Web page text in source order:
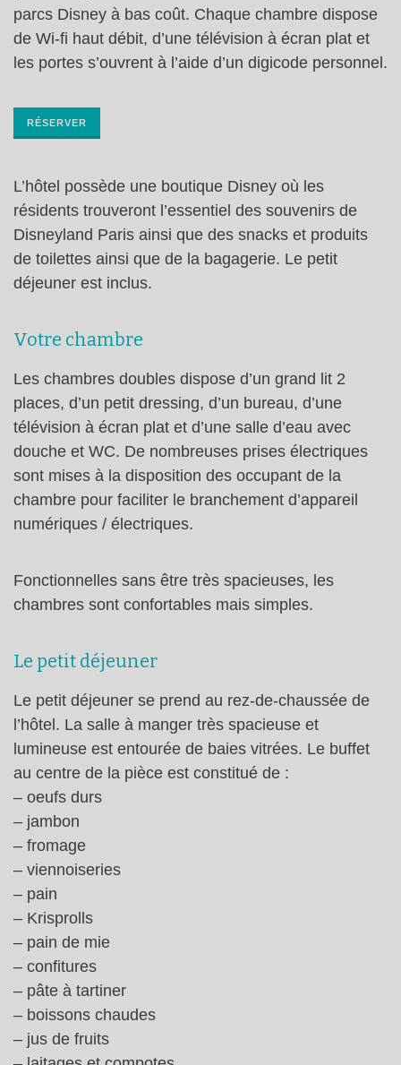
parcs Disney à bas coût. Chaque chambre dispose
de Wi-fi haut débit, d’une télévision à écran plat et
les portes s’ouvrent à l’aide d’un digicode personnel.
RÉSERVER
L’hôtel possède une boutique Disney où les
résidents trouveront l’essentiel des souvenirs de
Disneyland Paris ainsi que des snacks et produits
de toilettes ainsi que de la bagagerie. Le petit
déjeuner est inclus.
Votre chambre
Les chambres doubles dispose d’un grand lit 2
places, d’un petit dressing, d’un bureau, d’une
télévision à écran plat et d’une salle d’eau avec
douche et WC. De nombreuses prises électriques
sont mises à la disposition des occupant de la
chambre pour faciliter le branchement d’appareil
numériques / électriques.
Fonctionnelles sans être très spacieuses, les
chambres sont confortables mais simples.
Le petit déjeuner
Le petit déjeuner se prend au rez-de-chaussée de
l’hôtel. La salle à manger très spacieuse et
lumineuse est entourée de baies vitrées. Le buffet
au centre de la pièce est constitué de :
– oeufs durs
– jambon
– fromage
– viennoiseries
– pain
– Krisprolls
– pain de mie
– confitures
– pâte à tartiner
– boissons chaudes
– jus de fruits